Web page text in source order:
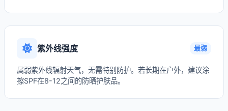
紫外线强度 最弱
属弱紫外线辐射天气，无需特别防护。若长期在户外，建议涂
擦SPF在8-12之间的防晒护肤品。